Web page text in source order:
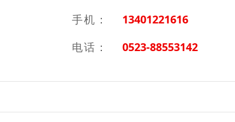
手机：
13401221616
电话：
0523-88553142